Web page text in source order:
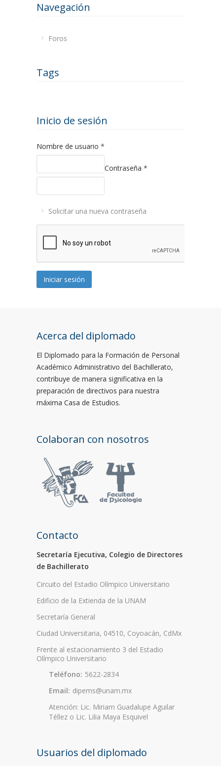
Navegación
Foros
Tags
Inicio de sesión
Nombre de usuario *
Contraseña *
Solicitar una nueva contraseña
Acerca del diplomado
El Diplomado para la Formación de Personal
Académico Administrativo del Bachillerato,
contribuye de manera significativa en la
preparación de directivos para nuestra
máxima Casa de Estudios.
Colaboran con nosotros
Contacto
Secretaría Ejecutiva, Colegio de Directores
de Bachillerato
Circuito del Estadio Olímpico Universitario
Edificio de la Extienda de la UNAM
Secretaría General
Ciudad Universitaria, 04510, Coyoacán, CdMx
Frente al estacionamiento 3 del Estadio
Olímpico Universitario
Teléfono: 5622-2834
Email: dipems@unam.mx
Atención: Lic. Miriam Guadalupe Aguilar
Téllez o Lic. Lilia Maya Esquivel
Usuarios del diplomado